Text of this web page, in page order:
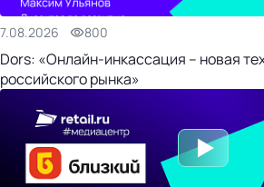
7.08.2026 800
Dors: «Онлайн-инкассация – новая
российского рынка»